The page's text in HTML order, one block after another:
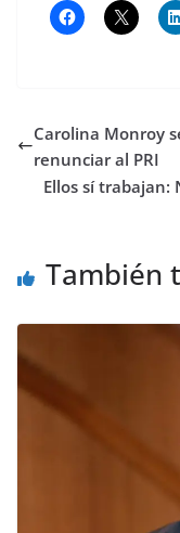
Carolina Monroy
renunciar al PRI
Ellos sí trabajan:
También